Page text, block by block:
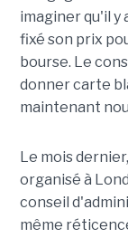
imaginer qu'il y
fixé son prix
bourse. Le
donner carte
maintenant
Le mois
organisé à
conseil
même